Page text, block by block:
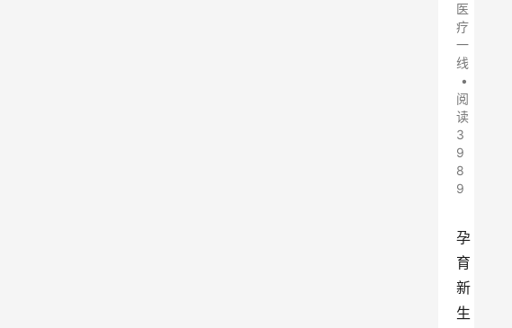
医
疗
一
线
•
阅
读
3
9
8
9
孕
育
新
生